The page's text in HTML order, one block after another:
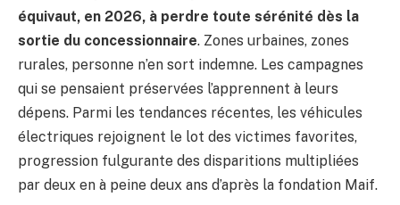
équivaut, en 2026, à perdre toute sérénité dès la
sortie du concessionnaire. Zones urbaines, zones
rurales, personne n’en sort indemne. Les campagnes
qui se pensaient préservées l’apprennent à leurs
dépens. Parmi les tendances récentes, les véhicules
électriques rejoignent le lot des victimes favorites,
progression fulgurante des disparitions multipliées
par deux en à peine deux ans d’après la fondation Maif.